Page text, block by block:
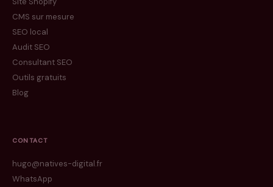
CMS sur mesure
SEO local
Audit SEO
Consultant SEO
Outils gratuits
Blog
CONTACT
hugo@natives-digital.fr
WhatsApp